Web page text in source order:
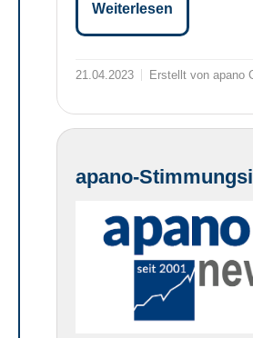
Weiterlesen
21.04.2023 Erstellt von apano
apano-